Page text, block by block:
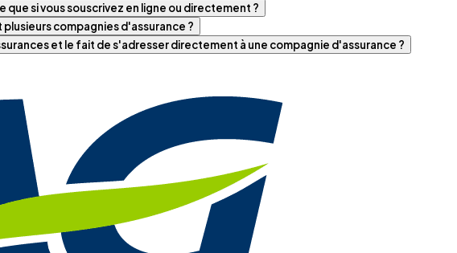
si vous souscrivez en ligne ou directement ?
compagnies d'assurance ?
et le fait de s'adresser directement à une compagnie d'assurance ?